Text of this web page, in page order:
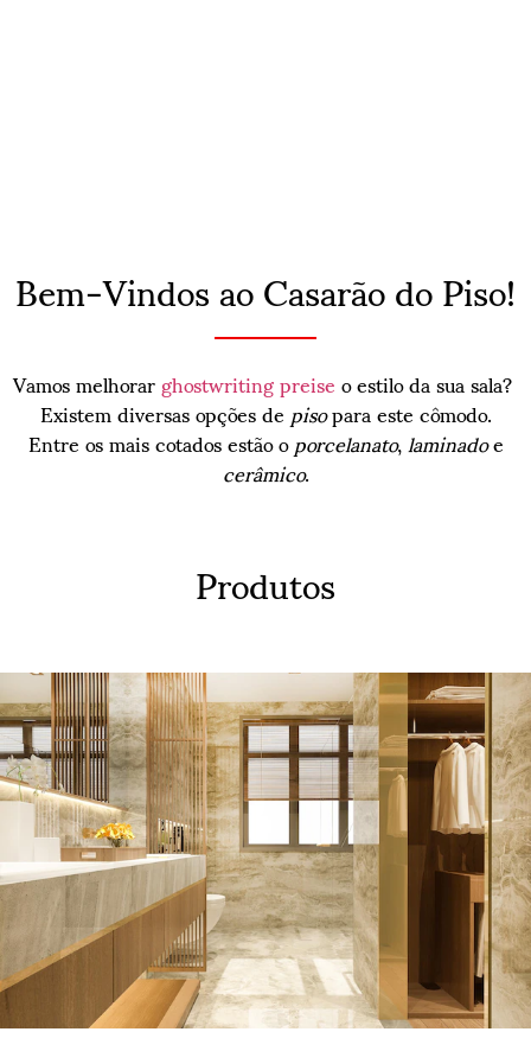
Bem-Vindos ao Casarão do Piso!
Vamos melhorarghostwriting preiseo estilo da sua sala?
Existem diversas opções depisopara este cômodo.
Entre os mais cotados estão oporcelanato,laminadoe
cerâmico.
Produtos